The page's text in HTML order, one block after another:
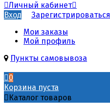
Личный кабинет
Вход
Зарегистрироваться
Мои заказы
Мой профиль
Пункты самовывоза
0
Корзина пуста
Каталог товаров